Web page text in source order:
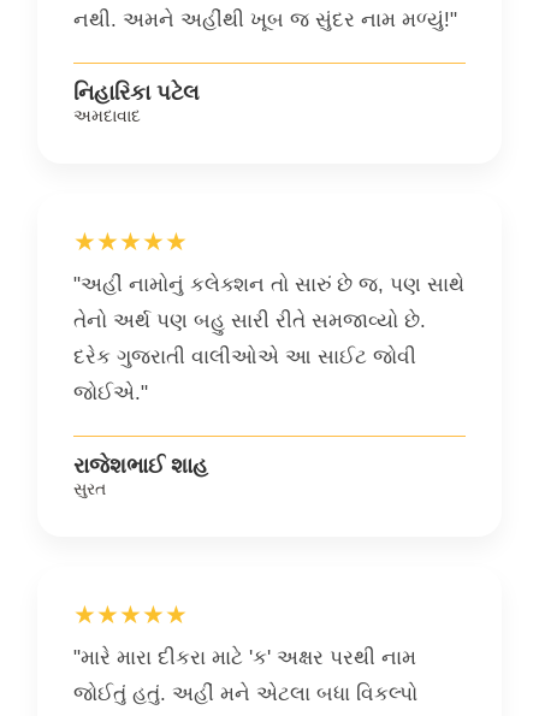
નથી. અમને અહીંથી ખૂબ જ સુંદર નામ મળ્યું!"
નિહારિકા પટેલ
અમદાવાદ
★★★★★
"અહીં નામોનું કલેક્શન તો સારું છે જ, પણ સાથે
તેનો અર્થ પણ બહુ સારી રીતે સમજાવ્યો છે.
દરેક ગુજરાતી વાલીઓએ આ સાઈટ જોવી
જોઈએ."
રાજેશભાઈ શાહ
સુરત
★★★★★
"મારે મારા દીકરા માટે 'ક' અક્ષર પરથી નામ
જોઈતું હતું. અહીં મને એટલા બધા વિકલ્પો